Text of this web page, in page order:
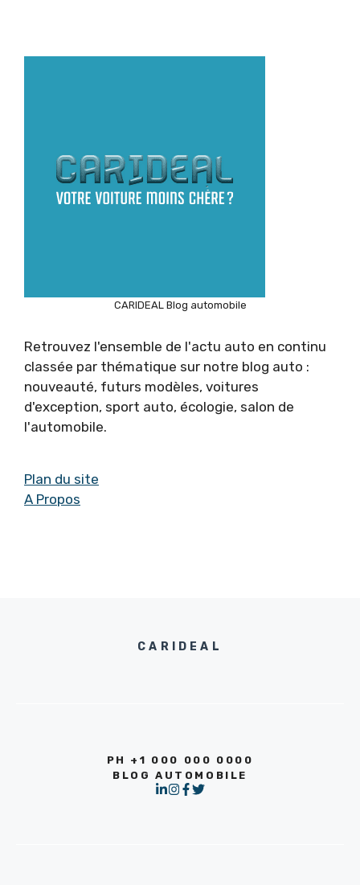
CARIDEAL Blog automobile
Retrouvez l'ensemble de l'actu auto en continu
classée par thématique sur notre blog auto :
nouveauté, futurs modèles, voitures
d'exception, sport auto, écologie, salon de
l'automobile.
Plan du site
A Propos
CARIDEAL
PH +1 000 000 0000
BLOG AUTOMOBILE